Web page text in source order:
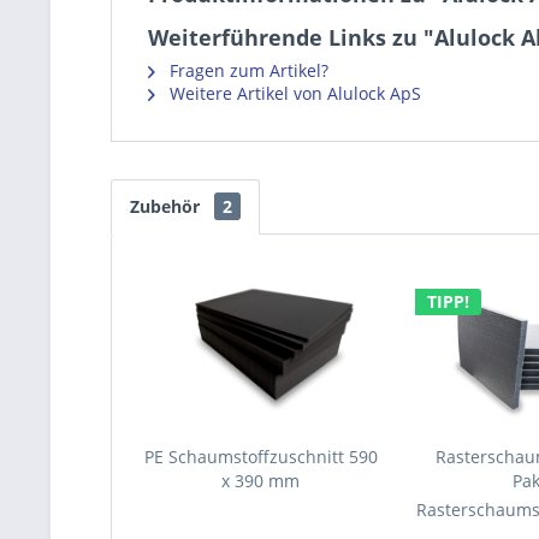
Weiterführende Links zu "Alulock
Fragen zum Artikel?
Weitere Artikel von Alulock ApS
Zubehör 2
PE Schaumstoffzuschnitt 590
x 390 mm
TIPP!
Inhalt: 7 Platten a